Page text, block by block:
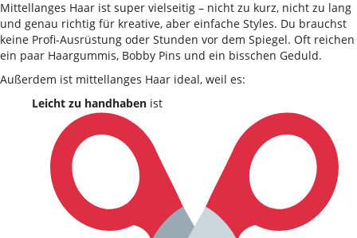
Mittellanges Haar ist super vielseitig – nicht zu kurz, nicht zu lang
und genau richtig für kreative, aber einfache Styles. Du brauchst
keine Profi-Ausrüstung oder Stunden vor dem Spiegel. Oft reichen
ein paar Haargummis, Bobby Pins und ein bisschen Geduld.
Außerdem ist mittellanges Haar ideal, weil es:
Leicht zu handhaben ist